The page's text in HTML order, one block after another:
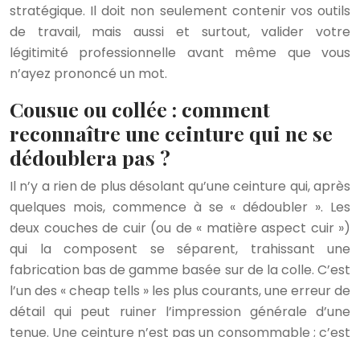
stratégique. Il doit non seulement contenir vos outils
de travail, mais aussi et surtout, valider votre
légitimité professionnelle avant même que vous
n’ayez prononcé un mot.
Cousue ou collée : comment
reconnaître une ceinture qui ne se
dédoublera pas ?
Il n’y a rien de plus désolant qu’une ceinture qui, après
quelques mois, commence à se « dédoubler ». Les
deux couches de cuir (ou de « matière aspect cuir »)
qui la composent se séparent, trahissant une
fabrication bas de gamme basée sur de la colle. C’est
l’un des « cheap tells » les plus courants, une erreur de
détail qui peut ruiner l’impression générale d’une
tenue. Une ceinture n’est pas un consommable ; c’est